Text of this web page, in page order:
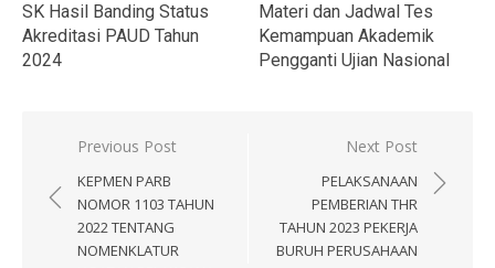
SK Hasil Banding Status
Akreditasi PAUD Tahun
2024
Materi dan Jadwal Tes
Kemampuan Akademik
Pengganti Ujian Nasional
Navigasi
pos
Previous Post
KEPMEN PARB
NOMOR 1103 TAHUN
2022 TENTANG
NOMENKLATUR
Next Post
PELAKSANAAN
PEMBERIAN THR
TAHUN 2023 PEKERJA
BURUH PERUSAHAAN